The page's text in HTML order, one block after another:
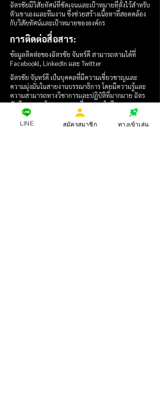
ฉัตรชัยมีวิสัยทัศน์ที่ชัดเจนและเป้าหมายที่ตั้งไว้สำหรับ
ตัวเขาเองและทีมงาน ซึ่งช่วยสร้างเนื้อหาที่สอดคล้อง
กับวิสัยทัศน์และเป้าหมายขององค์กร
การติดต่อสื่อสาร:
ข้อมูลติดต่อของฉัตรชัย จันทร์ดี สามารถตามได้ที่
Facebookl, LinkedIn และ Twitter
ฉัตรชัย จันทร์ดี เป็นบุคคลที่มีความเชี่ยวชาญและ
ความมุ่งมั่นในสายงานบรรณาธิการ โดยมีความรู้และ
ความสามารถทางวิชาการและปฏิบัติที่มากมาย ฉัตร
ชัยมีความสนใจและความเชี่ยวชาญในกีฬาและการ
เดิมพันออนไลน์ที่สามารถนำมาใช้ในการสร้างเนื้อหาที่
น่าสนใจและมีประโยชน์ ทั้งนี้ ฉัตรชัยเองยังมีความ
LINE สมัครสมาชิก ทางเข้าเล่น